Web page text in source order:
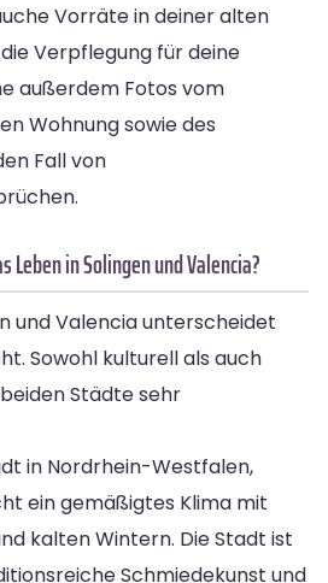
Vorräte in deiner alten
Verpflegung für deine
außerdem Fotos vom
Wohnung sowie des
Fall von
Leben in Solingen und Valencia?
und Valencia unterscheidet
Sowohl kulturell als auch
Städte sehr
in Nordrhein-Westfalen,
ein gemäßigtes Klima mit
kalten Wintern. Die Stadt ist
Schmiedekunst und